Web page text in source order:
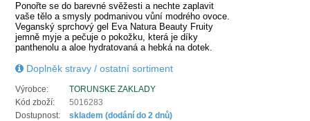
Ponořte se do barevné svěžesti a nechte zaplavit
vaše tělo a smysly podmanivou vůní modrého ovoce.
Veganský sprchový gel Eva Natura Beauty Fruity
jemně myje a pečuje o pokožku, která je díky
panthenolu a aloe hydratovaná a hebká na dotek.
Doplněk stravy / ostatní sortiment
Výrobce:
TORUNSKE ZAKLADY
Kód zboží:
5016283
Dostupnost:
skladem (dodání do 2 dnů)